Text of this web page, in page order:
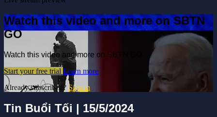
Watch this video and more on SBTN
GO
Watch this video and more on SBTN GO
Start your free trial Learn more
Already subscribed? Sign in
Tin Buổi Tối | 15/5/2024